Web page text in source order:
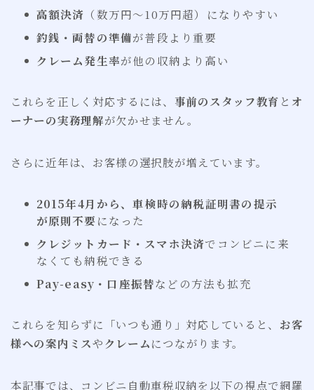
高額決済 （数万円〜10万円超）になりやすい
釣銭・両替の準備が普段より重要
クレーム発生率が他の収納より高い
これらを正しく対応するには、 事前のスタッフ教育 と オ
ーナーの実務理解が欠かせません。
さらに近年は、お客様の選択肢が増えています。
2015年4月から、車検時の納税証明書の提示
が原則不要になった
クレジットカード・スマホ決済でコンビニに来
なくても納税できる
Pay-easy・口座振替などの方法も拡充
これらを知らずに「いつも通り」対応していると、 お客
様への案内ミスやクレームにつながります。
本記事では、コンビニ自動車税収納を以下の視点で網羅